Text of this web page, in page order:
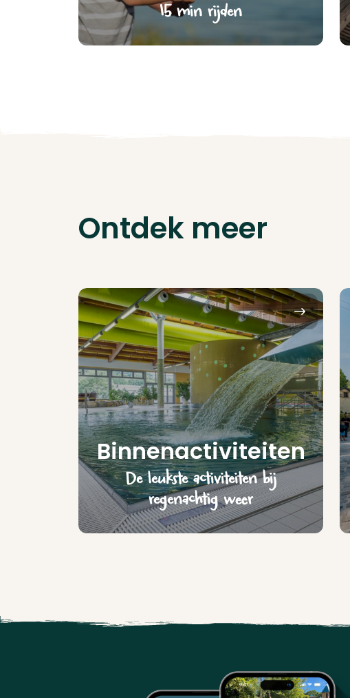
15 min rijden
Ontdek meer
Binnenactiviteiten
De leukste activiteiten bij
regenachtig weer